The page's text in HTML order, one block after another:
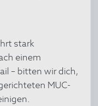
stark
einem
– bitten wir dich,
MUC-